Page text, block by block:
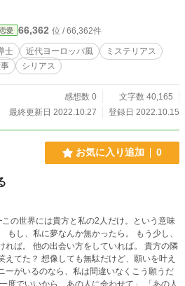
者を呼び
その者をソウルブライターと呼ぶ。 想い
。彼らはソウルブライターを今も待ち望んで
で環境への負荷が重くのしかかる。 世界は
恋愛 66,362 位 / 66,362件
士 近代ヨーロッパ風
ミステリアス
シリアス
感想数 0
文字数 40,165
最終更新日 2022.10.27
登録日 2022.10.15
お気に入り追加 0
の世界には貴方と私の2人だけ。という意味
れば。 他の出会い方をしていれば。 貴方の隣
駄だけど、願いを叶え
ーがいるのなら、私は間違いなくこう願うだ